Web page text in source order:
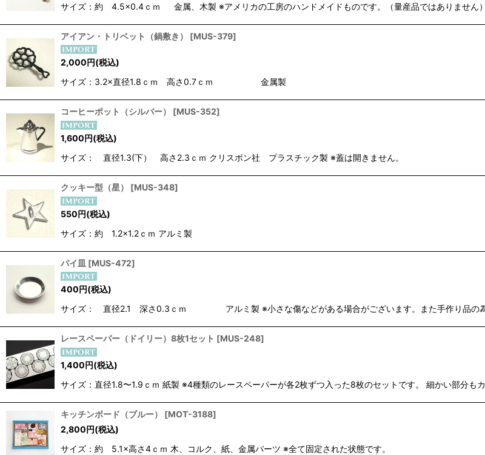
サイズ：約 4.5×0.4ｃｍ 金属、木製 ※アメリカの工房のハンドメイドものです。（量産品ではありません）
アイアン・トリベット（鍋敷き） [MUS-379]
2,000円(税込)
サイズ：3.2×直径1.8ｃｍ 高さ0.7ｃｍ 金属製
コーヒーポット（シルバー） [MUS-352]
1,600円(税込)
サイズ： 直径1.3(下） 高さ2.3ｃｍ クリスボン社 プラスチック製 ※蓋は開きません。
クッキー型（星） [MUS-348]
550円(税込)
サイズ：約 1.2×1.2ｃｍ アルミ製
パイ皿 [MUS-472]
400円(税込)
サイズ： 直径2.1 深さ0.3ｃｍ アルミ製 ※小さな傷などがある場合がございます。また手作り品の為
レースペーパー（ドイリー）8枚1セット [MUS-248]
1,400円(税込)
サイズ：直径1.8〜1.9ｃｍ 紙製 ※4種類のレースペーパーが各2枚ずつ入った8枚のセットです。 細かい部分も
キッチンボード（ブルー） [MOT-3188]
2,800円(税込)
サイズ：約 5.1×高さ4ｃｍ 木、コルク、紙、金属パーツ ※全て固定された状態です。